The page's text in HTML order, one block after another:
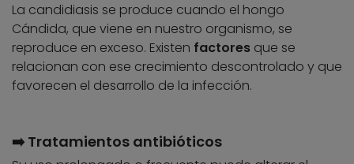
La candidiasis se produce cuando el hongo
Cándida, que viene en nuestro organismo, se
reproduce en exceso. Existen factores que se
relacionan con ese crecimiento descontrolado y que
favorecen el desarrollo de la infección.
➡️ Tratamientos antibióticos